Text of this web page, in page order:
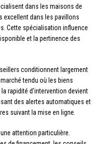
dans les maisons de
excellent dans les pavillons
Cette spécialisation influence
et la pertinence des
conditionnent largement
tendu où les biens
rapidité d’intervention devient
des alertes automatiques et
suivant la mise en ligne.
attention particulière.